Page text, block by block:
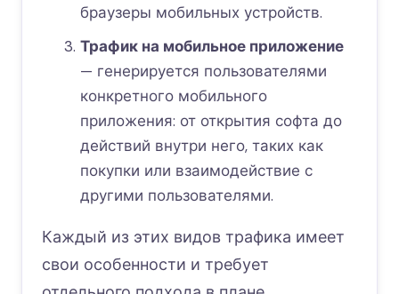
браузеры мобильных устройств.
Трафик на мобильное приложение
— генерируется пользователями
конкретного мобильного
приложения: от открытия софта до
действий внутри него, таких как
покупки или взаимодействие с
другими пользователями.
Каждый из этих видов трафика имеет
свои особенности и требует